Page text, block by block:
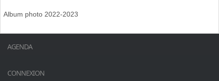
Album photo 2022-2023
AGENDA
CONNEXION